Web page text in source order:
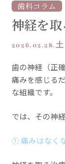
歯科コラム
神経を
2026.02.28.土
歯の神経（正
痛みを感じる
な組織です。
では、その神
① 痛みはなく